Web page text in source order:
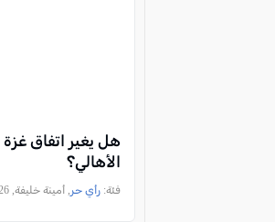
هل يغير اتفاق
الأهالي؟
فئة: رأي حر , أمينة خليفة, 2026-08-04 23:02:26